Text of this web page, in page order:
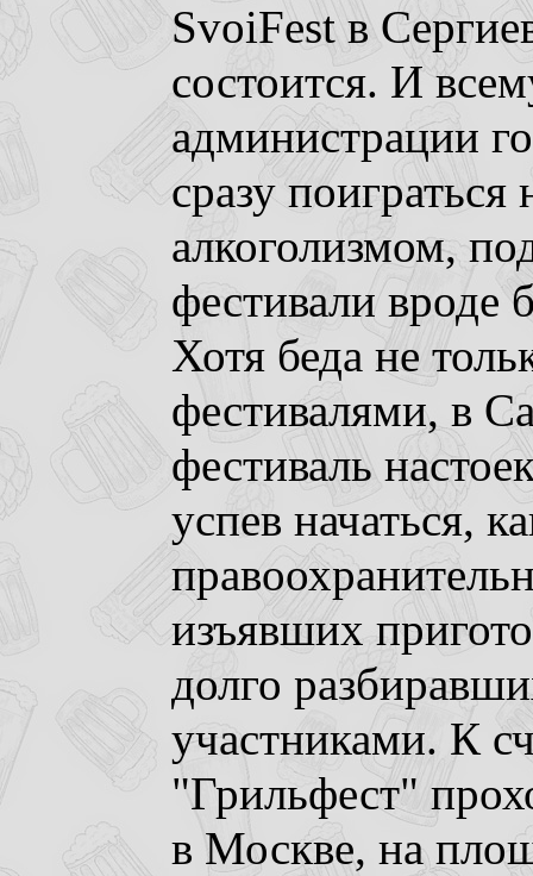
SvoiFest в
состоится. И
администрации
сразу поиграться
алкоголизмом,
фестивали вроде
Хотя беда не
фестивалями, в
фестиваль
успев начаться,
изъявших
долго
участниками. К
"Грильфест"
в Москве, на